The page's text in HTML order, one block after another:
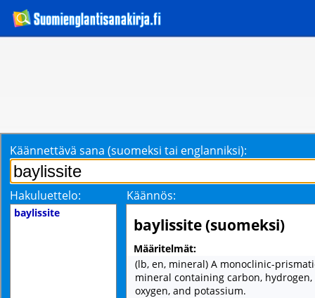
Käännettävä sana (suomeksi tai englanniksi):
Hakuluettelo: Käännös:
baylissite
baylissite (suomeksi)
Määritelmät:
(lb, en, mineral) A monoclinic-
mineral containing carbon, hydrogen,
oxygen, and potassium.